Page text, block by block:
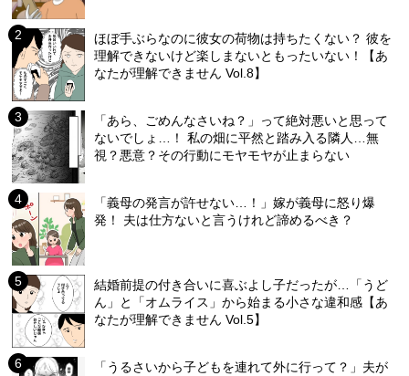
ほぼ手ぶらなのに彼女の荷物は持ちたくない？ 彼を
理解できないけど楽しまないともったいない！【あ
なたが理解できません Vol.8】
「あら、ごめんなさいね？」って絶対悪いと思って
ないでしょ…！ 私の畑に平然と踏み入る隣人…無
視？悪意？その行動にモヤモヤが止まらない
「義母の発言が許せない…！」嫁が義母に怒り爆
発！ 夫は仕方ないと言うけれど諦めるべき？
結婚前提の付き合いに喜ぶよし子だったが…「うど
ん」と「オムライス」から始まる小さな違和感【あ
なたが理解できません Vol.5】
「うるさいから子どもを連れて外に行って？」夫が